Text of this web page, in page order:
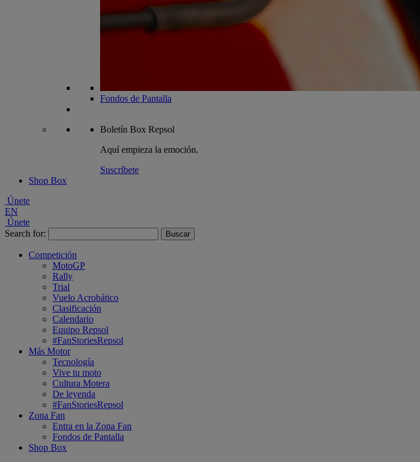
Fondos de Pantalla
Boletín Box Repsol
Aquí empieza la emoción.
Suscríbete
Shop Box
Únete
EN
Únete
Search for:
Competición
MotoGP
Rally
Trial
Vuelo Acrobático
Clasificación
Calendario
Equipo Repsol
#FanStoriesRepsol
Más Motor
Tecnología
Vive tu moto
Cultura Motera
De leyenda
#FanStoriesRepsol
Zona Fan
Entra en la Zona Fan
Fondos de Pantalla
Shop Box